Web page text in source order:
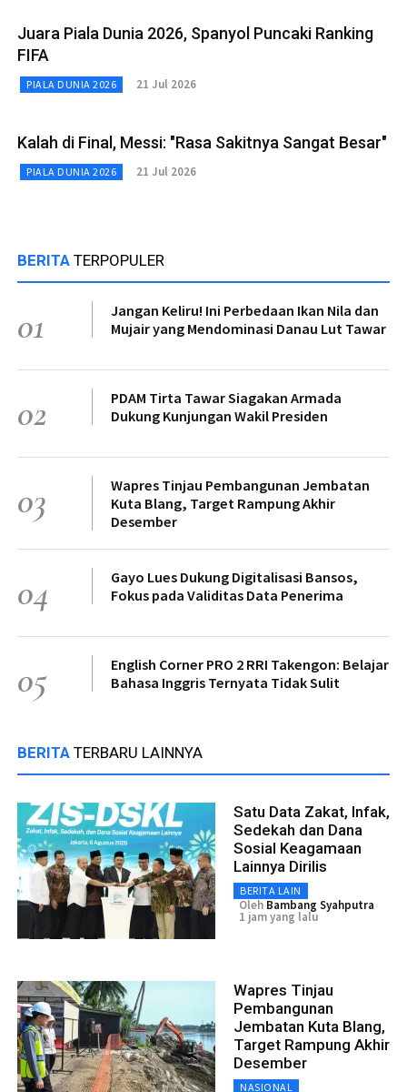
Juara Piala Dunia 2026, Spanyol Puncaki Ranking
FIFA
PIALA DUNIA 2026 21 Jul 2026
Kalah di Final, Messi: "Rasa Sakitnya Sangat Besar"
PIALA DUNIA 2026 21 Jul 2026
BERITA TERPOPULER
01
Jangan Keliru! Ini Perbedaan Ikan Nila dan
Mujair yang Mendominasi Danau Lut Tawar
02
PDAM Tirta Tawar Siagakan Armada
Dukung Kunjungan Wakil Presiden
03
Wapres Tinjau Pembangunan Jembatan
Kuta Blang, Target Rampung Akhir
Desember
04
Gayo Lues Dukung Digitalisasi Bansos,
Fokus pada Validitas Data Penerima
05
English Corner PRO 2 RRI Takengon: Belajar
Bahasa Inggris Ternyata Tidak Sulit
BERITA TERBARU LAINNYA
Satu Data Zakat, Infak,
Sedekah dan Dana
Sosial Keagamaan
Lainnya Dirilis
BERITA LAIN
Oleh Bambang Syahputra
1 jam yang lalu
Wapres Tinjau
Pembangunan
Jembatan Kuta Blang,
Target Rampung Akhir
Desember
NASIONAL